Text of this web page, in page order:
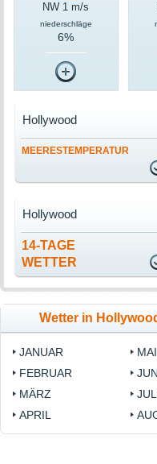
NW 1 m/s
niederschläge
6%
MEERESTEMPERATUR
Hollywood
14-TAGE
WETTER
Hollywood
Wetter in
JANUAR
FEBRUAR
MÄRZ
APRIL
MAI